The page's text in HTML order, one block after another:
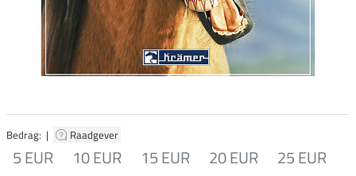
Bedrag: | Raadgever
5 EUR 10 EUR 15 EUR 20 EUR
25 EUR